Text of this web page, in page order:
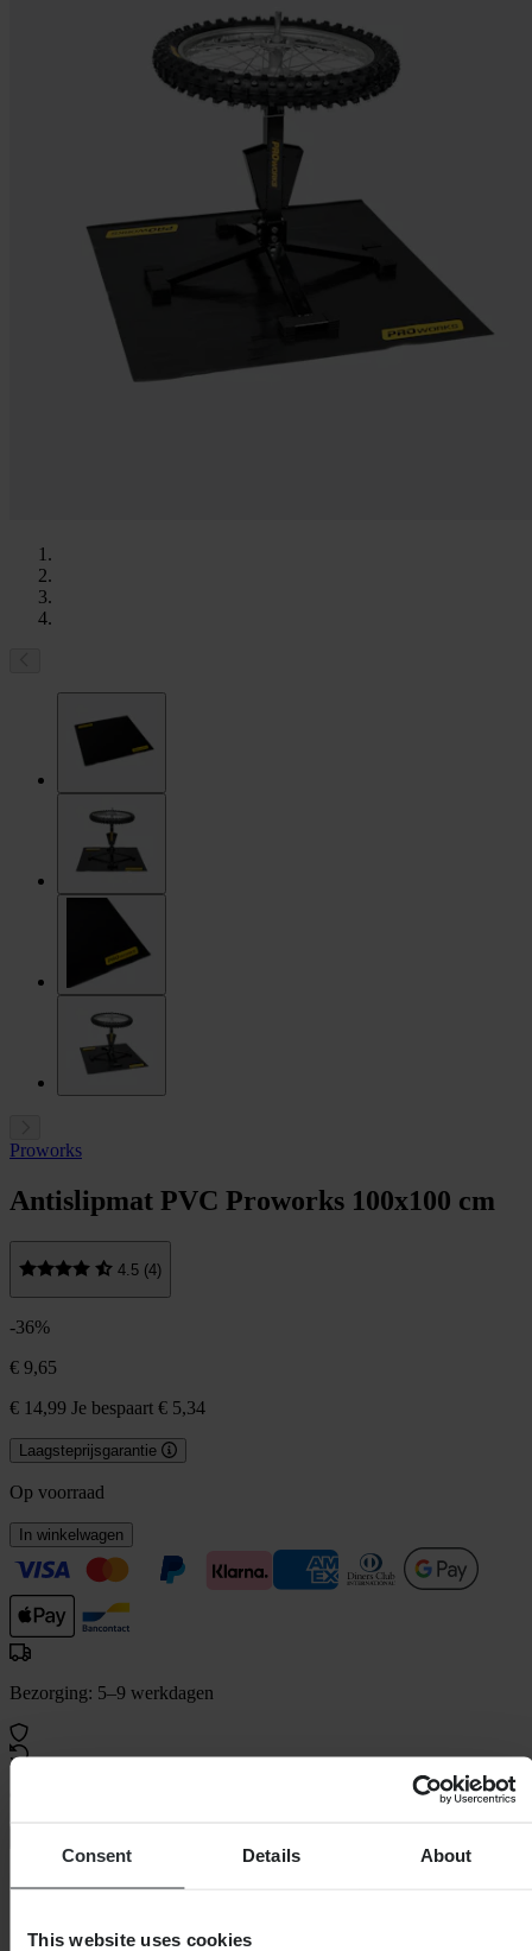
Consent Details About
This website uses cookies
Proworks
Antislipmat PVC Proworks 100x100 cm
4.5 (4)
-36%
€ 9,65
€ 14,99 Je bespaart € 5,34
Laagsteprijsgarantie
Op voorraad
In winkelwagen
Bezorging: 5–9 werkdagen
Stel je kit samen!